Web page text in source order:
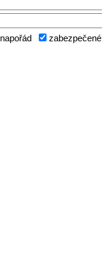
napořád
zabezpečené